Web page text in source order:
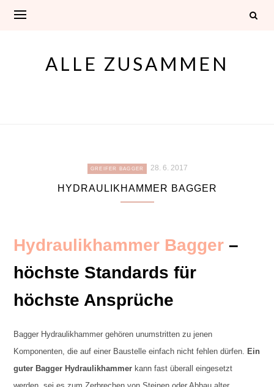
ALLE ZUSAMMEN
GREIFER BAGGER 28. 6. 2017
HYDRAULIKHAMMER BAGGER
Hydraulikhammer Bagger–
höchste Standards für
höchste Ansprüche
Bagger Hydraulikhammer gehören unumstritten zu jenen
Komponenten, die auf einer Baustelle einfach nicht fehlen dürfen. Ein
guter Bagger Hydraulikhammerkann fast überall eingesetzt